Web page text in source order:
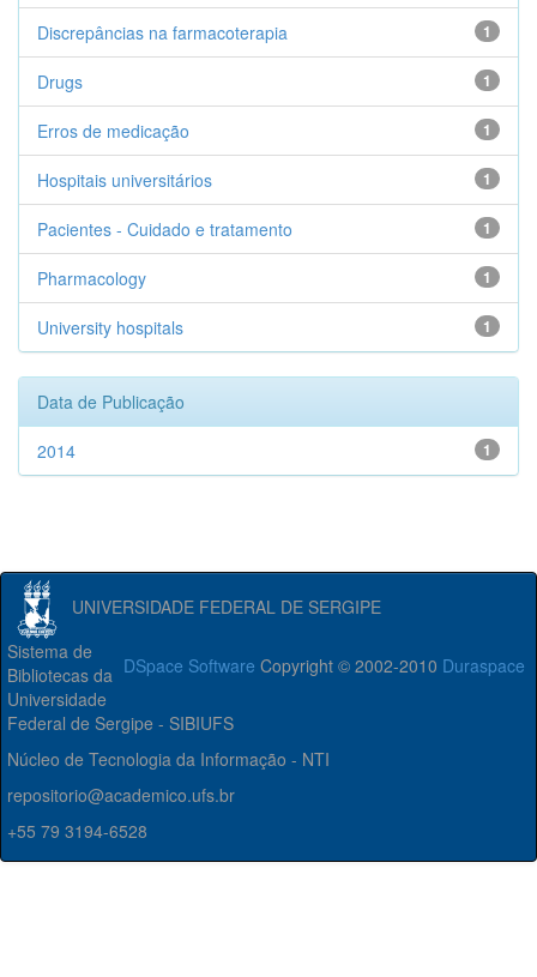
1
Discrepâncias na farmacoterapia
1
Drugs
1
Erros de medicação
1
Hospitais universitários
1
Pacientes - Cuidado e tratamento
1
Pharmacology
1
University hospitals
Data de Publicação
1
2014
UNIVERSIDADE FEDERAL DE SERGIPE
DSpace Software Copyright © 2002-2010 Duraspace
Sistema de
Bibliotecas da
Universidade
Federal de Sergipe - SIBIUFS
Núcleo de Tecnologia da Informação - NTI
repositorio@academico.ufs.br
+55 79 3194-6528